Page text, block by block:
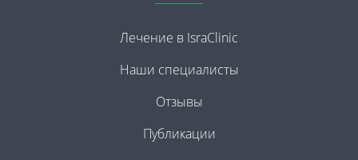
Лечение в IsraClinic
Наши специалисты
Отзывы
Публикации